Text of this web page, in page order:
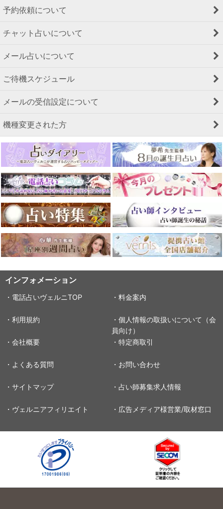
予約依頼について
チャット占いについて
メール占いについて
ご待機スケジュール
メールの受信設定について
機種変更された方
インフォメーション
・電話占いヴェルニTOP ・料金案内
・利用規約
・個人情報の取扱いについて（会
員向け）
・会社概要
・特定商取引
・よくある質問 ・お問い合わせ
・サイトマップ ・占い師募集求人情報
・ヴェルニアフィリエイト ・広告メディア様営業/取材窓口